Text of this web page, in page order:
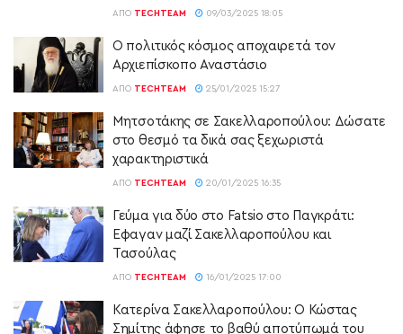
ΑΠΌ TECHTEAM 09/03/2025 18:05
Ο πολιτικός κόσμος αποχαιρετά τον
Αρχιεπίσκοπο Αναστάσιο
ΑΠΌ TECHTEAM 25/01/2025 15:27
Μητσοτάκης σε Σακελλαροπούλου: Δώσατε
στο θεσμό τα δικά σας ξεχωριστά
χαρακτηριστικά
ΑΠΌ TECHTEAM 20/01/2025 16:35
Γεύμα για δύο στο Fatsio στο Παγκράτι:
Εφαγαν μαζί Σακελλαροπούλου και
Τασούλας
ΑΠΌ TECHTEAM 16/01/2025 17:00
Κατερίνα Σακελλαροπούλου: Ο Κώστας
Σημίτης άφησε το βαθύ αποτύπωμά του